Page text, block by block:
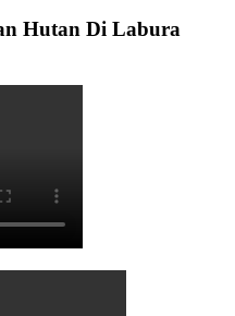
Hutan Di Labura